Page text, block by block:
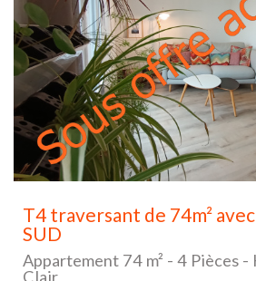
T4 traversant de 74m²
SUD
Appartement 74 m² - 4 Pièces
Clair